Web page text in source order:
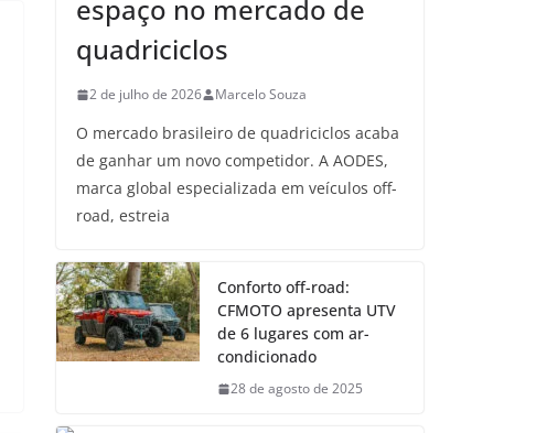
espaço no mercado de
quadriciclos
2 de julho de 2026 Marcelo Souza
O mercado brasileiro de quadriciclos acaba
de ganhar um novo competidor. A AODES,
marca global especializada em veículos off-
road, estreia
Conforto off-road:
CFMOTO apresenta UTV
de 6 lugares com ar-
condicionado
28 de agosto de 2025